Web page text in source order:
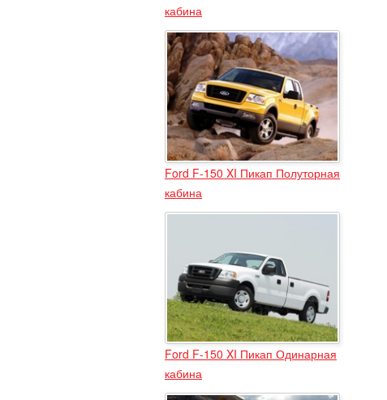
кабина
Ford F-150 XI Пикап Полуторная
кабина
Ford F-150 XI Пикап Одинарная
кабина